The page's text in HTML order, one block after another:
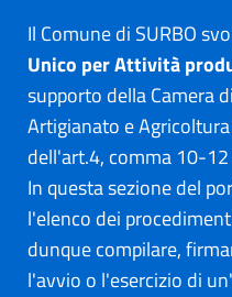
Il Comune di SURBO
Unico per Attività
supporto della Camera
Artigianato e
dell'art.4, comma 10-
In questa sezione del
l'elenco dei
dunque compilare,
l'avvio o l'esercizio di